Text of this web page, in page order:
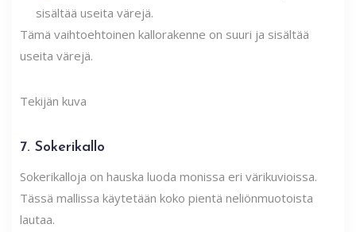
Tämä vaihtoehtoinen kallorakenne on suuri ja sisältää
useita värejä.
Tekijän kuva
7. Sokerikallo
Sokerikalloja on hauska luoda monissa eri värikuvioissa.
Tässä mallissa käytetään koko pientä neliönmuotoista
lautaa.